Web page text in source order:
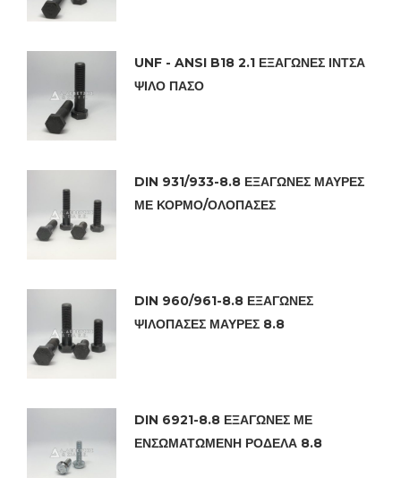
UNF - ANSI B18 2.1 ΕΞΑΓΩΝΕΣ ΙΝΤΣΑ
ΨΙΛΟ ΠΑΣΟ
DIN 931/933-8.8 ΕΞΑΓΩΝΕΣ ΜΑΥΡΕΣ
ΜΕ ΚΟΡΜΟ/ΟΛΟΠΑΣΕΣ
DIN 960/961-8.8 ΕΞΑΓΩΝΕΣ
ΨΙΛΟΠΑΣΕΣ ΜΑΥΡΕΣ 8.8
DIN 6921-8.8 ΕΞΑΓΩΝΕΣ ΜΕ
ΕΝΣΩΜΑΤΩΜΕΝΗ ΡΟΔΕΛΑ 8.8